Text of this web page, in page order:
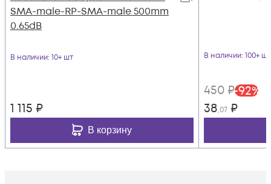
SMA-male-RP-SMA-male 500mm
0.65dB
В наличии: 10+ шт
1 115 ₽
В корзину
В наличии: 100+ шт
450 ₽-92%
38,07 ₽